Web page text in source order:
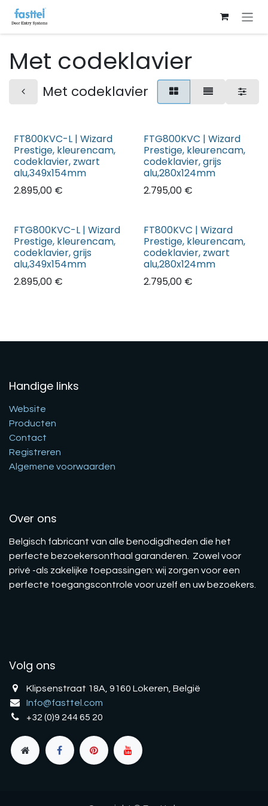
Overslaan naar inhoud
Met codeklavier
Met codeklavier
FT800KVC-L | Wizard
Prestige, kleurencam,
codeklavier, zwart
alu,349x154mm
2.895,00 €
FTG800KVC | Wizard
Prestige, kleurencam,
codeklavier, grijs
alu,280x124mm
2.795,00€
FTG800KVC-L | Wizard
Prestige, kleurencam,
codeklavier, grijs
alu,349x154mm
2.895,00 €
FT800KVC | Wizard
Prestige, kleurencam,
codeklavier, zwart
alu,280x124mm
2.795,00€
Handige links
Website
Producten
Contact
Registreren
Algemene voorwaarden
Over ons
Belgisch fabricant van alle benodigdheden die het
perfecte bezoekersonthaal garanderen. Zowel voor
privé -als zakelijke toepassingen: wij zorgen voor een
perfecte toegangscontrole voor uzelf en uw bezoekers.
Volg ons
Klipsenstraat 18A, 9160 Lokeren, België
Info@fasttel.com
+32 (0)9 244 65 20